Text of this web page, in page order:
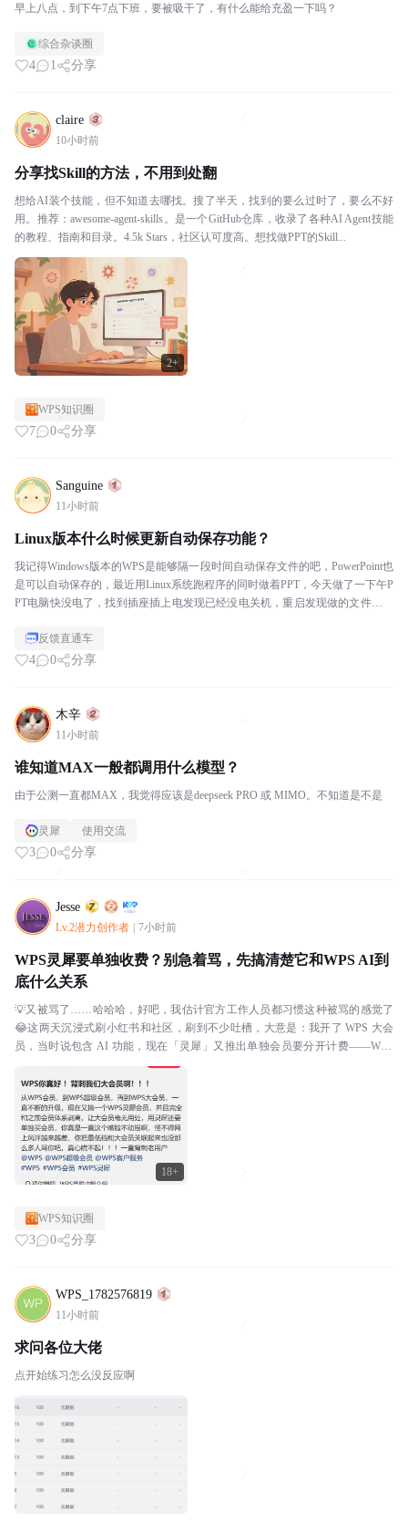
早上八点，到下午7点下班，要被吸干了，有什么能给充盈一下吗？
综合杂谈圈
4 1 分享
claire
10小时前
2+
分享找Skill的方法，不用到处翻
想给AI装个技能，但不知道去哪找。搜了半天，找到的要么过时了，要么不好
用。推荐：awesome-agent-skills。是一个GitHub仓库，收录了各种AI Agent技能
的教程、指南和目录。4.5k Stars，社区认可度高。想找做PPT的Skill...
WPS知识圈
7 0 分享
Sanguine
11小时前
Linux版本什么时候更新自动保存功能？
我记得Windows版本的WPS是能够隔一段时间自动保存文件的吧，PowerPoint也
是可以自动保存的，最近用Linux系统跑程序的同时做着PPT，今天做了一下午P
PT电脑快没电了，找到插座插上电发现已经没电关机，重启发现做的文件一夜
反馈直通车
4 0 分享
木辛
11小时前
谁知道MAX一般都调用什么模型？
由于公测一直都MAX，我觉得应该是deepseek PRO 或 MIMO。不知道是不是
灵犀 使用交流
3 0 分享
Jesse
Lv.2潜力创作者 7小时前
18+
WPS灵犀要单独收费？别急着骂，先搞清楚它和WPS AI到
底什么关系
💡又被骂了……哈哈哈，好吧，我估计官方工作人员都习惯这种被骂的感觉了
😂这两天沉浸式刷小红书和社区，刷到不少吐槽，大意是：我开了 WPS 大会
员，当时说包含 AI 功能，现在「灵犀」又推出单独会员要分开计费——WPS
风评越来越差，果然是有原因的！说实话，我...
WPS知识圈
3 0 分享
WPS_1782576819
11小时前
求问各位大佬
点开始练习怎么没反应啊